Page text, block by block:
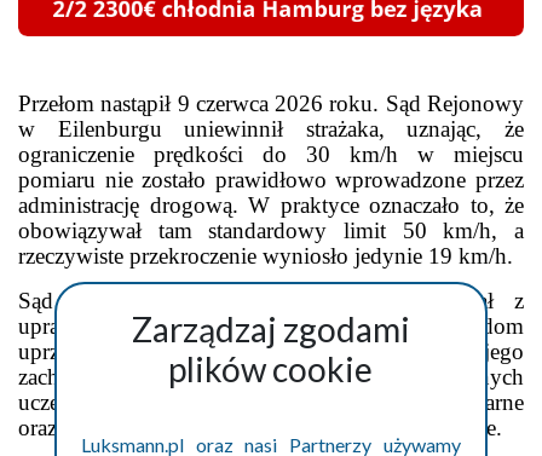
Zarządzaj zgodami
plików cookie
Luksmann.pl oraz nasi Partnerzy używamy
Przełom nastąpił 9 czerwca 2026 roku. Sąd Rejonowy
w Eilenburgu uniewinnił strażaka, uznając, że
ograniczenie prędkości do 30 km/h w miejscu
pomiaru nie zostało prawidłowo wprowadzone przez
administrację drogową. W praktyce oznaczało to, że
obowiązywał tam standardowy limit 50 km/h, a
rzeczywiste przekroczenie wyniosło jedynie 19 km/h.
Sąd stwierdził również, że strażak korzystał z
uprawnień przysługujących pojazdom
uprzywilejowanym podczas akcji ratowniczej, a jego
zachowanie nie stworzyło zagrożenia dla innych
uczestników ruchu. W efekcie mandat, punkty karne
oraz zakaz prowadzenia pojazdów zostały uchylone.